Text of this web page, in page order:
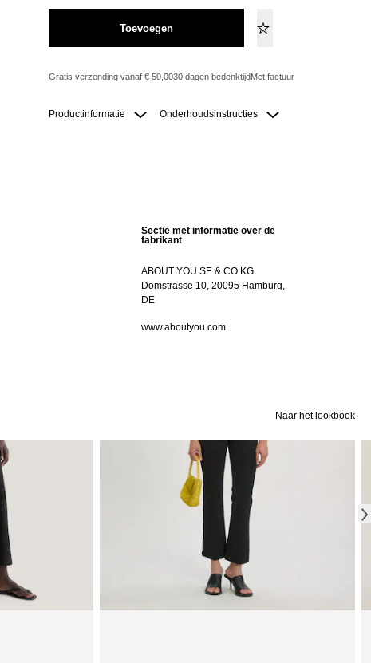
Toevoegen
Gratis verzending vanaf € 50,0030 dagen bedenktijdMet factuur
Productinformatie Onderhoudsinstructies
Sectie met informatie over de
fabrikant
ABOUT YOU SE & CO KG
Domstrasse 10, 20095 Hamburg,
DE
www.aboutyou.com
Naar het lookbook